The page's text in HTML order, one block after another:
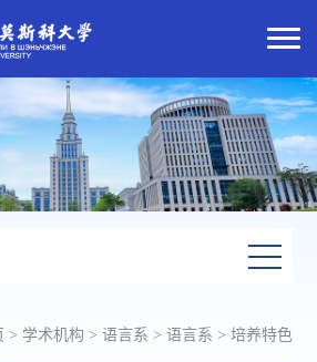
> 学术机构 > 语言系 > 语言系 > 培养特色